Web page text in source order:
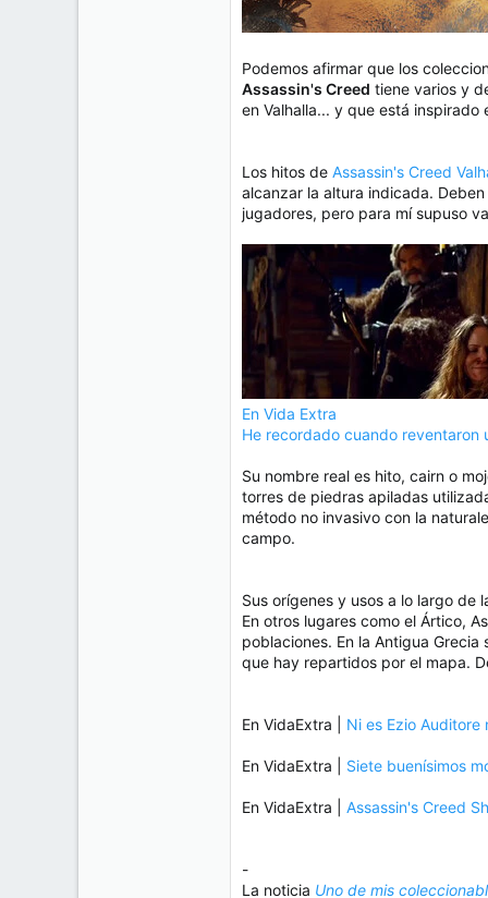
Podemos afirmar que los
Assassin's Creed tiene varios y
en Valhalla... y que está
Los hitos de Assassin's Creed
alcanzar la altura indicada.
jugadores, pero para mí supuso
En Vida Extra
He recordado cuando reventaron
Su nombre real es hito, cairn o
torres de piedras apiladas
método no invasivo con la
campo.
Sus orígenes y usos a lo largo de
En otros lugares como el Ártico,
poblaciones. En la Antigua
que hay repartidos por el mapa.
En VidaExtra | Ni es Ezio
En VidaExtra | Siete buenísimos
En VidaExtra | Assassin's Creed
-
La noticia Uno de mis